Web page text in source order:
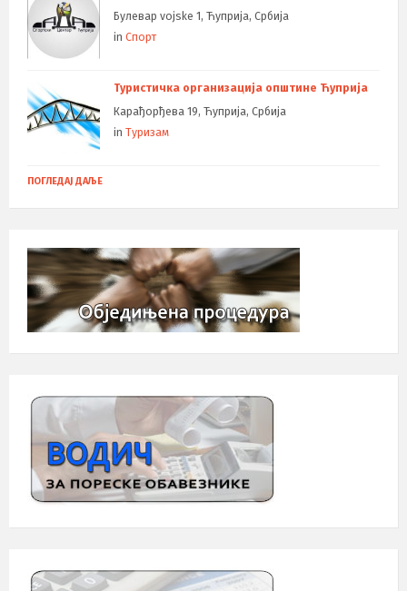
Булевар vojske 1, Ћуприја, Србија
in Спорт
Туристичка организација општине Ћуприја
Карађорђева 19, Ћуприја, Србија
in Туризам
ПОГЛЕДАЈ ДАЉЕ